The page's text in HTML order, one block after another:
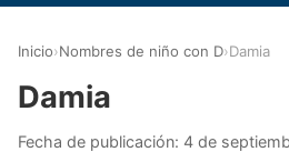
Inicio›Nombres de niño con D›Damia
Damia
Fecha de publicación: 4 de